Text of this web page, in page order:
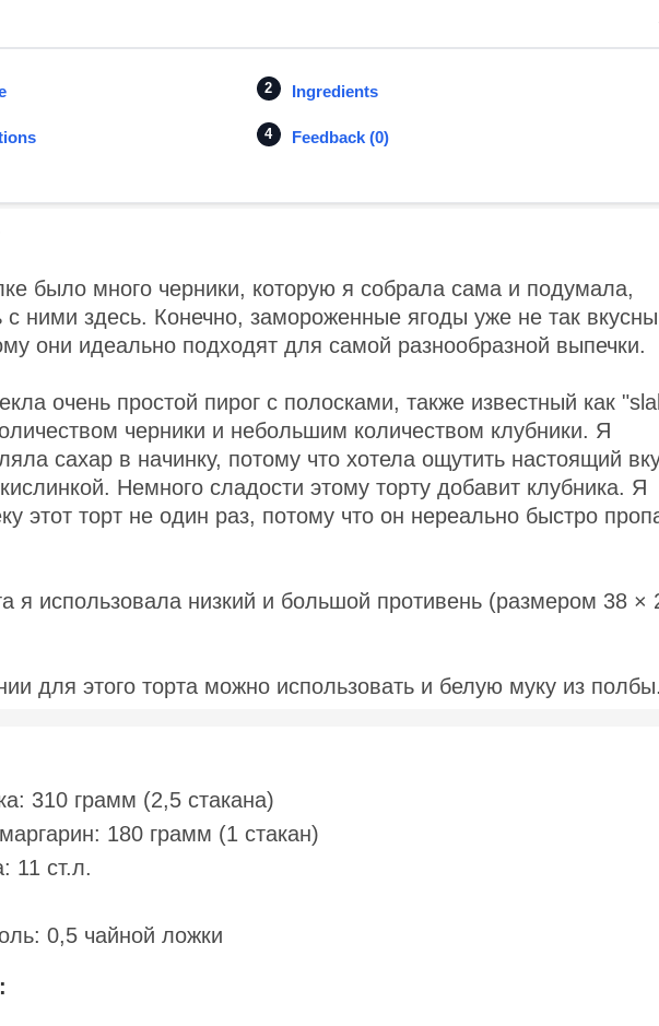
Ingredients
Feedback (0)
было много черники, которую я собрала сама и подумала,
с ними здесь. Конечно, замороженные ягоды уже не так
они идеально подходят для самой разнообразной выпечки.
очень простой пирог с полосками, также известный как
черники и небольшим количеством клубники. Я
сахар в начинку, потому что хотела ощутить настоящий
Немного сладости этому торту добавит клубника. Я
этот торт не один раз, потому что он нереально быстро
я использовала низкий и большой противень (размером 38 ×
для этого торта можно использовать и белую муку из полбы.
310 грамм (2,5 стакана)
180 грамм (1 стакан)
11 ст.л.
0,5 чайной ложки